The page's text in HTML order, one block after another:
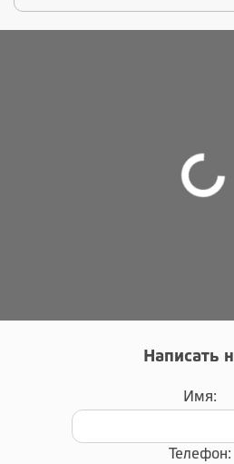
Написать
Имя:
Телефон: